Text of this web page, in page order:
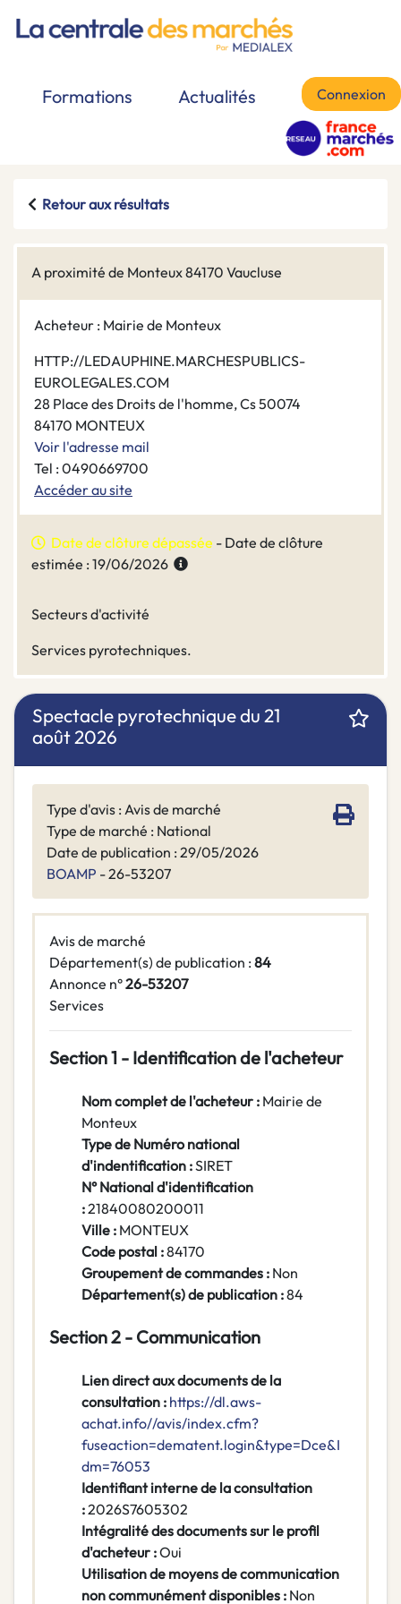
Formations Actualités Connexion
Retour aux résultats
A proximité de Monteux 84170 Vaucluse
Acheteur : Mairie de Monteux
HTTP://LEDAUPHINE.MARCHESPUBLICS-
EUROLEGALES.COM
28 Place des Droits de l'homme, Cs 50074
84170 MONTEUX
Voir l'adresse mail
Tel : 0490669700
Accéder au site
Date de clôture dépassée - Date de clôture
estimée : 19/06/2026
Secteurs d'activité
Services pyrotechniques.
Spectacle pyrotechnique du 21
août 2026
Type d'avis : Avis de marché
Type de marché : National
Date de publication : 29/05/2026
BOAMP - 26-53207
Avis de marché
Département(s) de publication : 84
Annonce n°26-53207
Services
Section 1 - Identification de l'acheteur
Nom complet de l'acheteur : Mairie de
Monteux
Type de Numéro national
d'indentification :SIRET
N° National d'identification
:21840080200011
Ville : MONTEUX
Code postal :84170
Groupement de commandes : Non
Département(s) de publication :84
Section 2 - Communication
Lien direct aux documents de la
consultation : https://dl.aws-
achat.info//avis/index.cfm?
fuseaction=dematent.login&type=Dce&I
dm=76053
Identifiant interne de la consultation
:2026S7605302
Intégralité des documents sur le profil
d'acheteur :Oui
Utilisation de moyens de communication
non communément disponibles : Non